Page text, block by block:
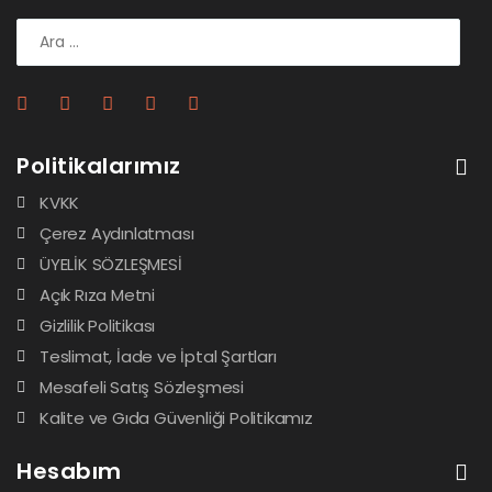
Politikalarımız
KVKK
Çerez Aydınlatması
ÜYELİK SÖZLEŞMESİ
Açık Rıza Metni
Gizlilik Politikası
Teslimat, İade ve İptal Şartları
Mesafeli Satış Sözleşmesi
Kalite ve Gıda Güvenliği Politikamız
Hesabım